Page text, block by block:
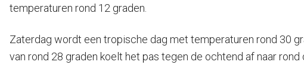
temperaturen rond 12 graden.
Zaterdag wordt een tropische dag met temperaturen rond 30
van rond 28 graden koelt het pas tegen de ochtend af naar rond